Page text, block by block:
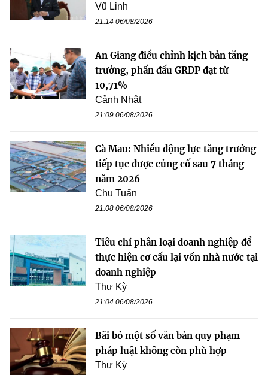
Vũ Linh
21:14 06/08/2026
An Giang điều chỉnh kịch bản tăng
trưởng, phấn đấu GRDP đạt từ
10,71%
Cảnh Nhật
21:09 06/08/2026
Cà Mau: Nhiều động lực tăng trưởng
tiếp tục được củng cố sau 7 tháng
năm 2026
Chu Tuấn
21:08 06/08/2026
Tiêu chí phân loại doanh nghiệp để
thực hiện cơ cấu lại vốn nhà nước tại
doanh nghiệp
Thư Kỳ
21:04 06/08/2026
Bãi bỏ một số văn bản quy phạm
pháp luật không còn phù hợp
Thư Kỳ